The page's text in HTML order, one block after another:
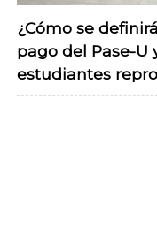
¿Cómo se
pago del Pase-U
estudiantes